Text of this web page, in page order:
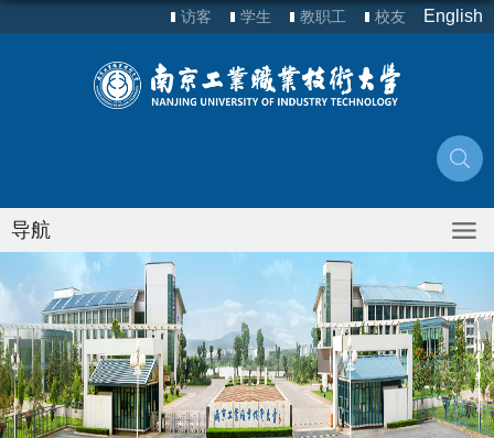
访客 学生 教职工 校友 English
导航